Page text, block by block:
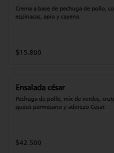
Crema a base de pechuga de pollo,
espinacas, apio y cayena.
$15.800
Ensalada césar
Pechuga de pollo, mix de verdes,
queso parmesano y aderezo César.
$42.500